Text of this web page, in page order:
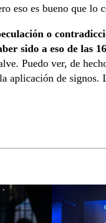
eso es bueno que lo
o
sido a eso de las
Puedo ver, de
aplicación de signos.